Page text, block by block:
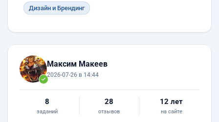
Дизайн и Брендинг
Максим Макеев
2026-07-26 в 14:44
8
заданий
28
отзывов
12 лет
на сайте